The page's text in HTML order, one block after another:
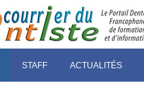
STAFF ACTUALITÉS